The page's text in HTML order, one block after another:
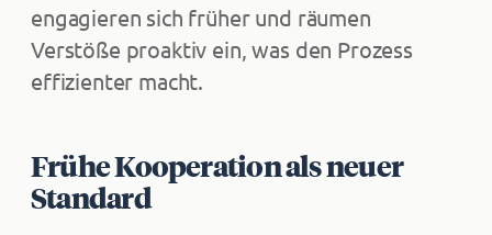
engagieren sich früher und räumen
Verstöße proaktiv ein, was den Prozess
effizienter macht.
Frühe Kooperation als neuer
Standard